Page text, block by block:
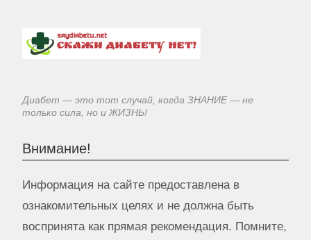
Диабет — это тот случай, когда ЗНАНИЕ — не
только сила, но и ЖИЗНЬ!
Внимание!
Информация на сайте предоставлена в
ознакомительных целях и не должна быть
воспринята как прямая рекомендация. Помните,